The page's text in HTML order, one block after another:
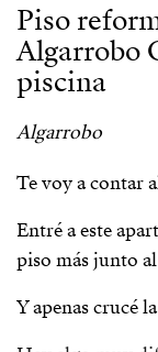
Piso
Algarrobo
piscina
Algarrobo
Te voy a contar
Entré a este
piso más junto
Y apenas crucé